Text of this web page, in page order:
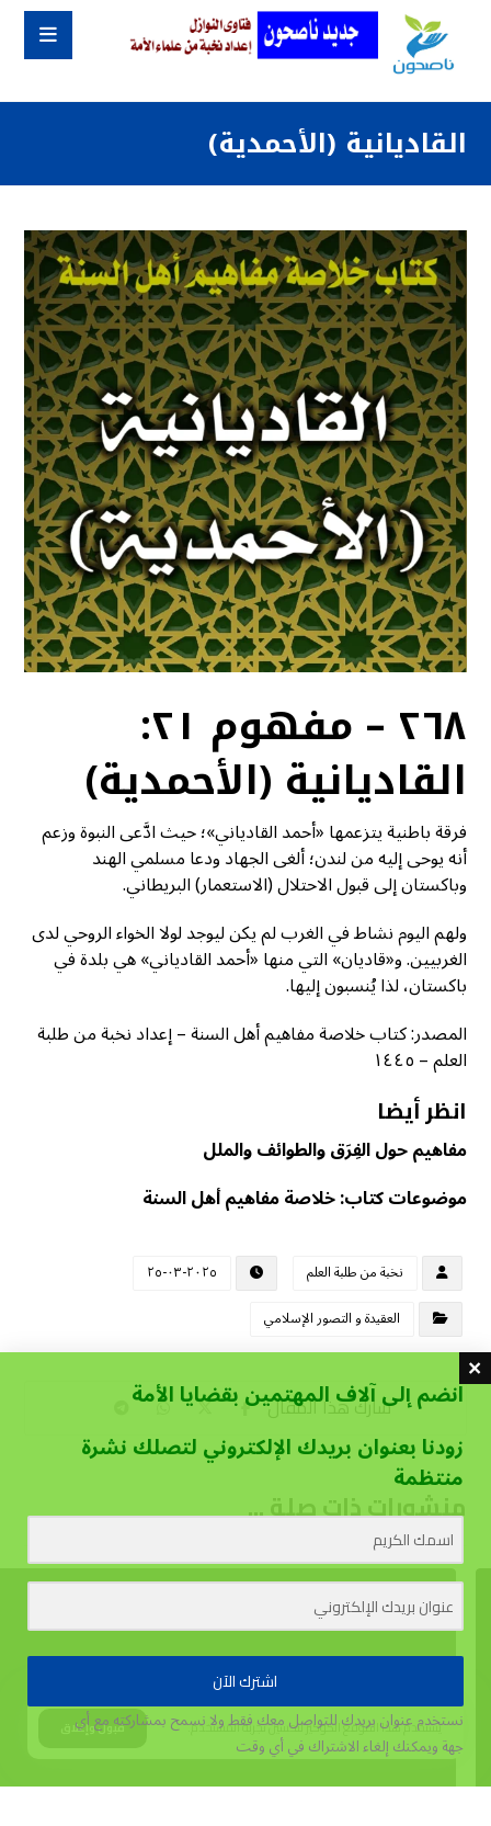
القاديانية (الأحمدية)
٢٦٨ – مفهوم ٢١:
القاديانية (الأحمدية)
فرقة باطنية يتزعمها «أحمد القادياني»؛ حيث ادَّعى النبوة وزعم
أنه يوحى إليه من لندن؛ ألغى الجهاد ودعا مسلمي الهند
وباكستان إلى قبول الاحتلال (الاستعمار) البريطاني.
ولهم اليوم نشاط في الغرب لم يكن ليوجد لولا الخواء الروحي لدى
الغربيين. و«قاديان» التي منها «أحمد القادياني» هي بلدة في
باكستان، لذا يُنسبون إليها.
المصدر: كتاب خلاصة مفاهيم أهل السنة – إعداد نخبة من طلبة
العلم – ١٤٤٥
انظر أيضا
مفاهيم حول الفِرَق والطوائف والملل
موضوعات كتاب: خلاصة مفاهيم أهل السنة
نخبة من طلبة العلم
٢٠٢٥-٠٣-٢٥
العقيدة و التصور الإسلامي
منشورات ذات صلة ...
يستخدم هذا الموقع الكوكيز لتحسين تجربة المستخدم. قبول وإغلاق
انضم إلى آلاف المهتمين بقضايا الأمة
زودنا بعنوان بريدك الإلكتروني لتصلك نشرة
منتظمة
اشترك الآن
نستخدم عنوان بريدك للتواصل معك فقط ولا نسمح بمشاركته مع أي
جهةويمكنك إلغاء الاشتراك في أي وقت